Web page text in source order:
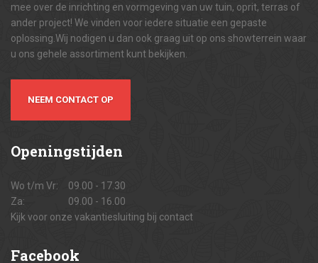
mee over de inrichting en vormgeving van uw tuin, oprit, terras of
ander project! We vinden voor iedere situatie een gepaste
oplossing.Wij nodigen u dan ook graag uit op ons showterrein waar
u ons gehele assortiment kunt bekijken.
NEEM CONTACT OP
Openingstijden
Wo t/m Vr:
09.00 - 17.30
Za:
09.00 - 16.00
Kijk voor onze vakantiesluiting bij contact
Facebook